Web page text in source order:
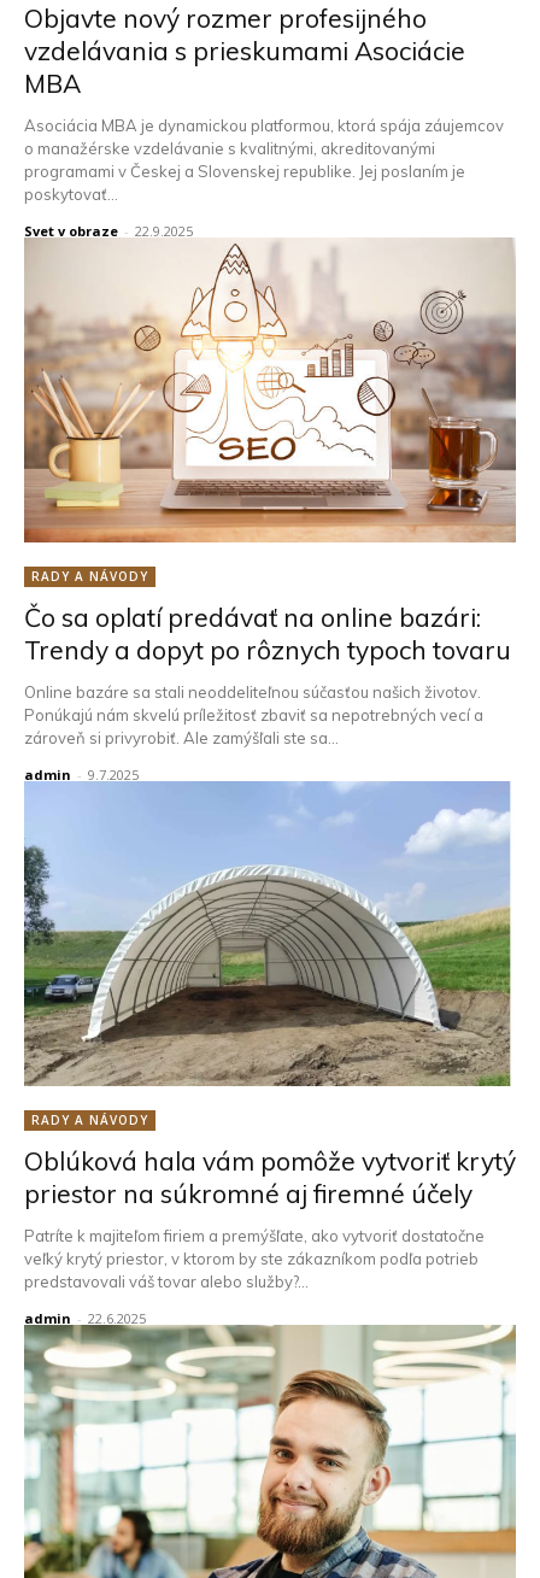
Objavte nový rozmer profesijného
vzdelávania s prieskumami Asociácie
MBA
Asociácia MBA je dynamickou platformou, ktorá spája záujemcov
o manažérske vzdelávanie s kvalitnými, akreditovanými
programami v Českej a Slovenskej republike. Jej poslaním je
poskytovať...
Svet v obraze - 22.9.2025
RADY A NÁVODY
Čo sa oplatí predávať na online bazári:
Trendy a dopyt po rôznych typoch tovaru
Online bazáre sa stali neoddeliteľnou súčasťou našich životov.
Ponúkajú nám skvelú príležitosť zbaviť sa nepotrebných vecí a
zároveň si privyrobiť. Ale zamýšľali ste sa...
admin - 9.7.2025
RADY A NÁVODY
Oblúková hala vám pomôže vytvoriť krytý
priestor na súkromné ​​aj firemné účely
Patríte k majiteľom firiem a premýšľate, ako vytvoriť dostatočne
veľký krytý priestor, v ktorom by ste zákazníkom podľa potrieb
predstavovali váš tovar alebo služby?...
admin - 22.6.2025